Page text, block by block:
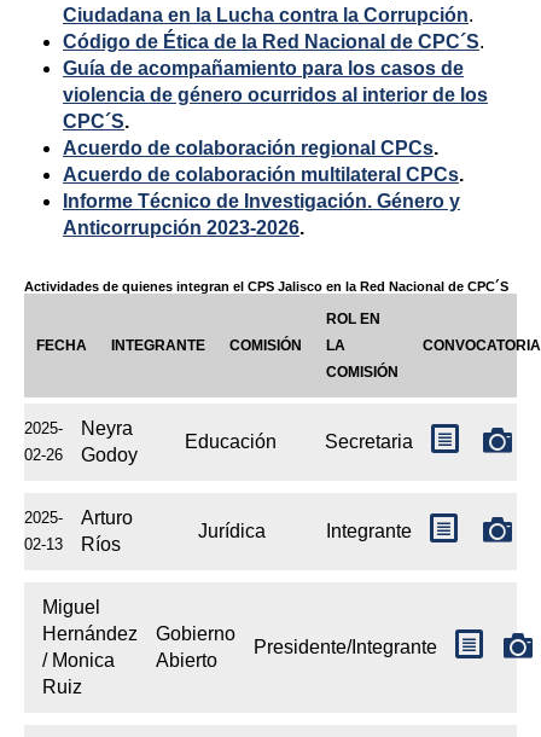
Ciudadana en la Lucha contra la Corrupción.
Código de Ética de la Red Nacional de CPC´S.
Guía de acompañamiento para los casos de
violencia de género ocurridos al interior de los
CPC´S.
Acuerdo de colaboración regional CPCs.
Acuerdo de colaboración multilateral CPCs.
Informe Técnico de Investigación. Género y
Anticorrupción 2023-2026.
Actividades de quienes integran el CPS Jalisco en la Red Nacional de CPC´S
FECHA INTEGRANTE COMISIÓN
ROL EN
LA
COMISIÓN
CONVOCATORIA
2025-
02-26
Neyra
Godoy
Educación Secretaria
2025-
02-13
Arturo
Ríos
Jurídica Integrante
Miguel
Hernández
/ Monica
Ruiz
Gobierno
Abierto
Presidente/Integrante